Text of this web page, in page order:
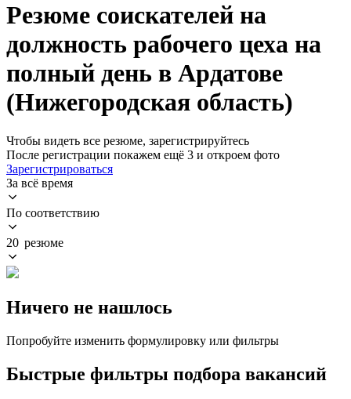
Резюме соискателей на
должность рабочего цеха на
полный день в Ардатове
(Нижегородская область)
Чтобы видеть все резюме, зарегистрируйтесь
После регистрации покажем ещё 3 и откроем фото
Зарегистрироваться
За всё время
По соответствию
20 резюме
Ничего не нашлось
Попробуйте изменить формулировку или фильтры
Быстрые фильтры подбора вакансий